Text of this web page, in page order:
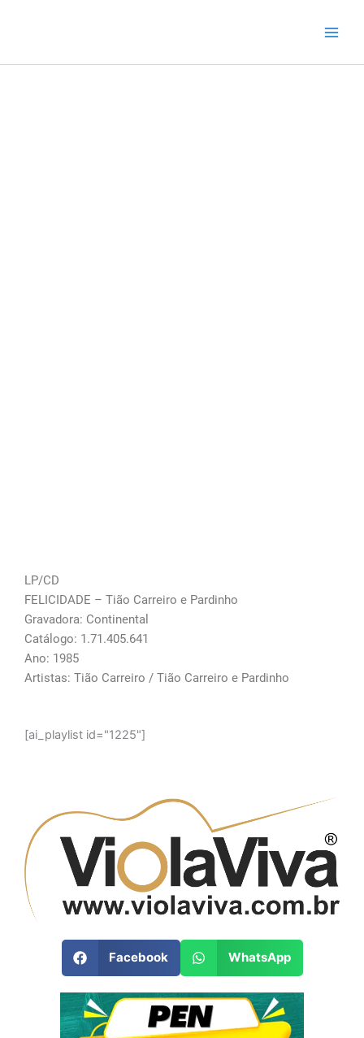
conteúdo
LP/CD
FELICIDADE – Tião Carreiro e Pardinho
Gravadora: Continental
Catálogo: 1.71.405.641
Ano: 1985
Artistas: Tião Carreiro / Tião Carreiro e Pardinho
[ai_playlist id="1225"]
Facebook WhatsApp